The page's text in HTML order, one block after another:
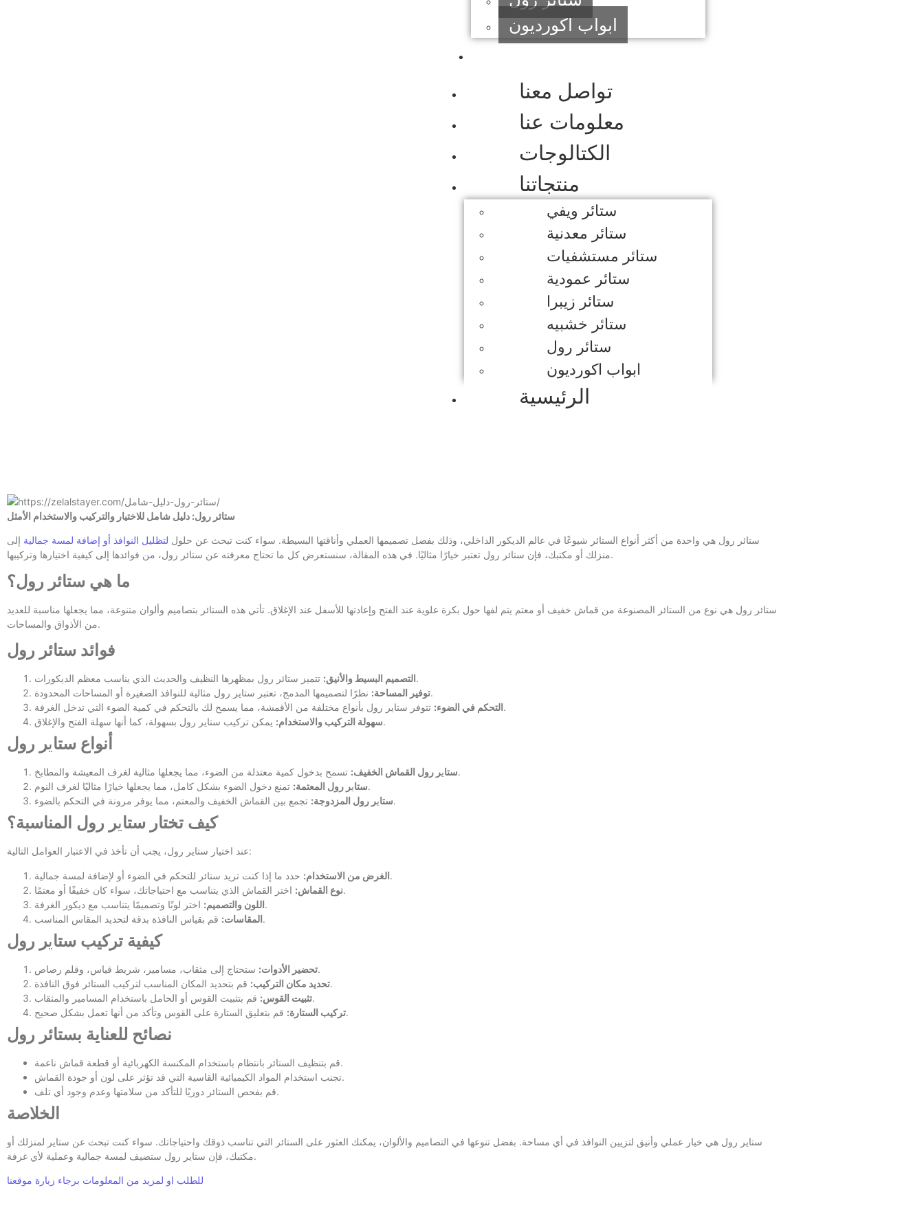
ابواب اكورديون
تواصل معنا
معلومات عنا
الكتالوجات
منتجاتنا
ستائر ويفي
ستائر معدنية
ستائر مستشفيات
ستائر عمودية
ستائر زيبرا
ستائر خشبيه
ستائر رول
ابواب اكورديون
الرئيسية
ستائر رول: دليل شامل للاختيار والتركيب والاستخدام الأمثل
ستائر رول هي واحدة من أكثر أنواع الستائر شيوعًا في عالم الديكور الداخلي، وذلك بفضل تصميمها العملي وأناقتها البسيطة. سواء كنت تبحث عن حلول لتظليل النوافذ أو إضافة لمسة جمالية إلى
منزلك أو مكتبك، فإن ستائر رول تعتبر خيارًا مثاليًا. في هذه المقالة، سنستعرض كل ما تحتاج معرفته عن ستائر رول، من فوائدها إلى كيفية اختيارها وتركيبها.
ما هي ستائر رول؟
ستائر رول هي نوع من الستائر المصنوعة من قماش خفيف أو معتم يتم لفها حول بكرة علوية عند الفتح وإعادتها للأسفل عند الإغلاق. تأتي هذه الستائر بتصاميم وألوان متنوعة، مما يجعلها مناسبة للعديد
من الأذواق والمساحات.
فوائد ستائر رول
التصميم البسيط والأنيق:تتميز ستائر رول بمظهرها النظيف والحديث الذي يناسب معظم الديكورات.
توفير المساحة:نظرًا لتصميمها المدمج، تعتبر ستاير رول مثالية للنوافذ الصغيرة أو المساحات المحدودة.
التحكم في الضوء:تتوفر ستاير رول بأنواع مختلفة من الأقمشة، مما يسمح لك بالتحكم في كمية الضوء التي تدخل الغرفة.
سهولة التركيب والاستخدام:يمكن تركيب ستاير رول بسهولة، كما أنها سهلة الفتح والإغلاق.
أنواع ستاير رول
ستاير رول القماش الخفيف:
تسمح بدخول كمية معتدلة من الضوء، مما يجعلها مثالية لغرف المعيشة والمطابخ.
ستاير رول المعتمة:
تمنع دخول الضوء بشكل كامل، مما يجعلها خيارًا مثاليًا لغرف النوم.
ستاير رول المزدوجة: تجمع بين القماش الخفيف والمعتم، مما يوفر مرونة في التحكم بالضوء.
كيف تختار ستاير رول المناسبة؟
عند اختيار ستاير رول، يجب أن تأخذ في الاعتبار العوامل التالية:
الغرض من الاستخدام:حدد ما إذا كنت تريد ستائر للتحكم في الضوء أو لإضافة لمسة جمالية.
نوع القماش:اختر القماش الذي يتناسب مع احتياجاتك، سواء كان خفيفًا أو معتمًا.
اللون والتصميم:اختر لونًا وتصميمًا يتناسب مع ديكور الغرفة.
المقاسات:قم بقياس النافذة بدقة لتحديد المقاس المناسب.
كيفية تركيب ستاير رول
تحضير الأدوات:ستحتاج إلى مثقاب، مسامير، شريط قياس، وقلم رصاص.
تحديد مكان التركيب:قم بتحديد المكان المناسب لتركيب الستائر فوق النافذة.
تثبيت القوس:قم بتثبيت القوس أو الحامل باستخدام المسامير والمثقاب.
تركيب الستارة:قم بتعليق الستارة على القوس وتأكد من أنها تعمل بشكل صحيح.
نصائح للعناية بستائر رول
قم بتنظيف الستائر بانتظام باستخدام المكنسة الكهربائية أو قطعة قماش ناعمة.
تجنب استخدام المواد الكيميائية القاسية التي قد تؤثر على لون أو جودة القماش.
قم بفحص الستائر دوريًا للتأكد من سلامتها وعدم وجود أي تلف.
الخلاصة
ستاير رول هي خيار عملي وأنيق لتزيين النوافذ في أي مساحة. بفضل تنوعها في التصاميم والألوان، يمكنك العثور على الستائر التي تناسب ذوقك واحتياجاتك. سواء كنت تبحث عن ستاير لمنزلك أو
مكتبك، فإن ستاير رول ستضيف لمسة جمالية وعملية لأي غرفة.
للطلب او لمزيد من المعلومات برجاء زيارة موقعنا